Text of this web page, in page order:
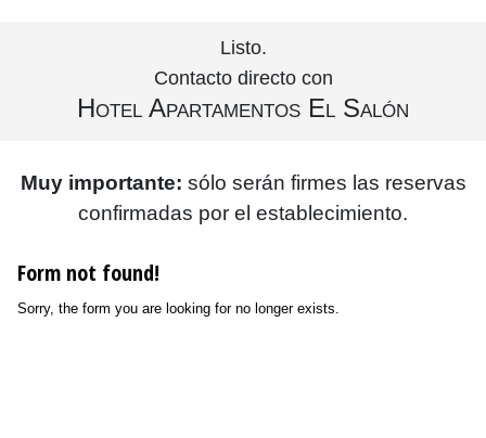
Listo.
Contacto directo con
Hotel Apartamentos El Salón
Muy importante: sólo serán firmes las reservas
confirmadas por el establecimiento.